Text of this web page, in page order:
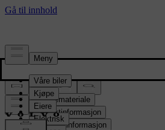
Presserom
Pressemateriale
Produktinformasjon
Selskapsinformasjon